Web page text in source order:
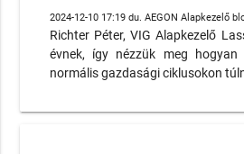
2024-12-10 17:19 du. AEGON Alapkezelő
Richter Péter, VIG Alapkezelő
évnek, így nézzük meg
normális gazdasági ciklusokon